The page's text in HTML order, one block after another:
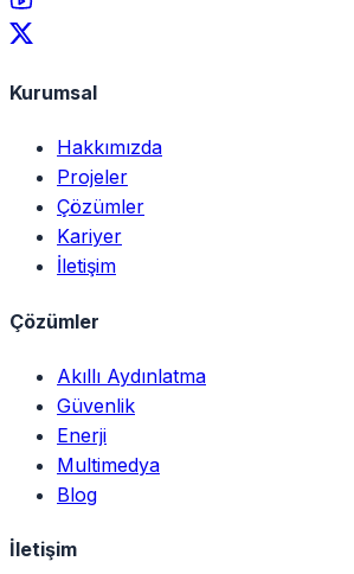
Kurumsal
Hakkımızda
Projeler
Çözümler
Kariyer
İletişim
Çözümler
Akıllı Aydınlatma
Güvenlik
Enerji
Multimedya
Blog
İletişim